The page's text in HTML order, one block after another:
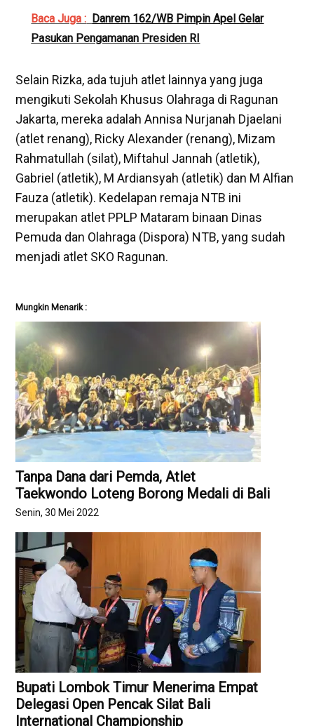
Baca Juga : Danrem 162/WB Pimpin Apel Gelar
Pasukan Pengamanan Presiden RI
Selain Rizka, ada tujuh atlet lainnya yang juga
mengikuti Sekolah Khusus Olahraga di Ragunan
Jakarta, mereka adalah Annisa Nurjanah Djaelani
(atlet renang), Ricky Alexander (renang), Mizam
Rahmatullah (silat), Miftahul Jannah (atletik),
Gabriel (atletik), M Ardiansyah (atletik) dan M Alfian
Fauza (atletik). Kedelapan remaja NTB ini
merupakan atlet PPLP Mataram binaan Dinas
Pemuda dan Olahraga (Dispora) NTB, yang sudah
menjadi atlet SKO Ragunan.
Mungkin Menarik :
Tanpa Dana dari Pemda, Atlet
Taekwondo Loteng Borong Medali di Bali
Senin, 30 Mei 2022
Bupati Lombok Timur Menerima Empat
Delegasi Open Pencak Silat Bali
International Championship